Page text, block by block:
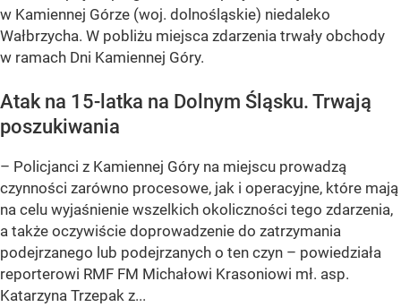
w Kamiennej Górze (woj. dolnośląskie) niedaleko
Wałbrzycha. W pobliżu miejsca zdarzenia trwały obchody
w ramach Dni Kamiennej Góry.
Atak na 15-latka na Dolnym Śląsku. Trwają
poszukiwania
– Policjanci z Kamiennej Góry na miejscu prowadzą
czynności zarówno procesowe, jak i operacyjne, które mają
na celu wyjaśnienie wszelkich okoliczności tego zdarzenia,
a także oczywiście doprowadzenie do zatrzymania
podejrzanego lub podejrzanych o ten czyn – powiedziała
reporterowi RMF FM Michałowi Krasoniowi mł. asp.
Katarzyna Trzepak z...